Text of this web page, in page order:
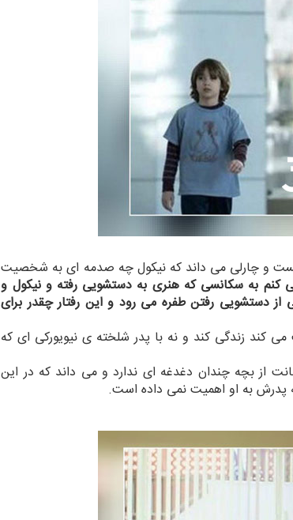
و چارلی می داند که نیکول چه صدمه ای به شخصیت
کنم به سکانسی که هنری به دستشویی رفته و نیکول و
دستشویی رفتن طفره می رود و این رفتار چقدر برای
زندگی کند و نه با پدر شلخته ی نیویورکی ای که
از بچه چندان دغدغه ای ندارد و می داند که در این
پدرش به او اهمیت نمی داده است.